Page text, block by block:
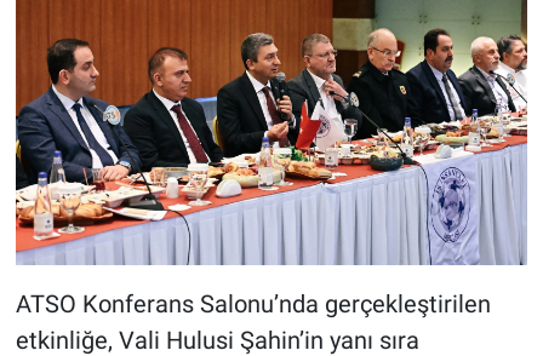
ATSO Konferans Salonu’nda gerçekleştirilen
etkinliğe, Vali Hulusi Şahin’in yanı sıra